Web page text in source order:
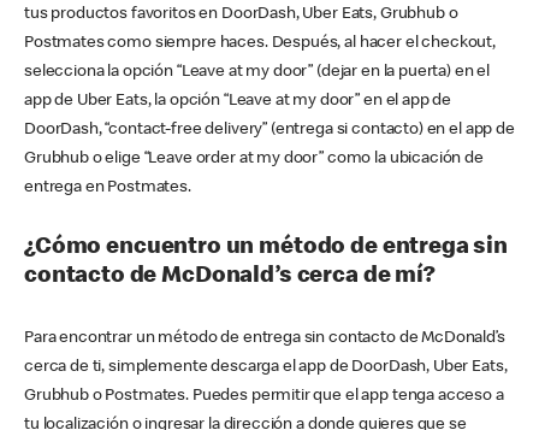
tus productos favoritos en DoorDash, Uber Eats, Grubhub o
Postmates como siempre haces. Después, al hacer el checkout,
selecciona la opción “Leave at my door” (dejar en la puerta) en el
app de Uber Eats, la opción “Leave at my door” en el app de
DoorDash, “contact-free delivery” (entrega si contacto) en el app de
Grubhub o elige “Leave order at my door” como la ubicación de
entrega en Postmates.
¿Cómo encuentro un método de entrega sin
contacto de McDonald’s cerca de mí?
Para encontrar un método de entrega sin contacto de McDonald’s
cerca de ti, simplemente descarga el app de DoorDash, Uber Eats,
Grubhub o Postmates. Puedes permitir que el app tenga acceso a
tu localización o ingresar la dirección a donde quieres que se